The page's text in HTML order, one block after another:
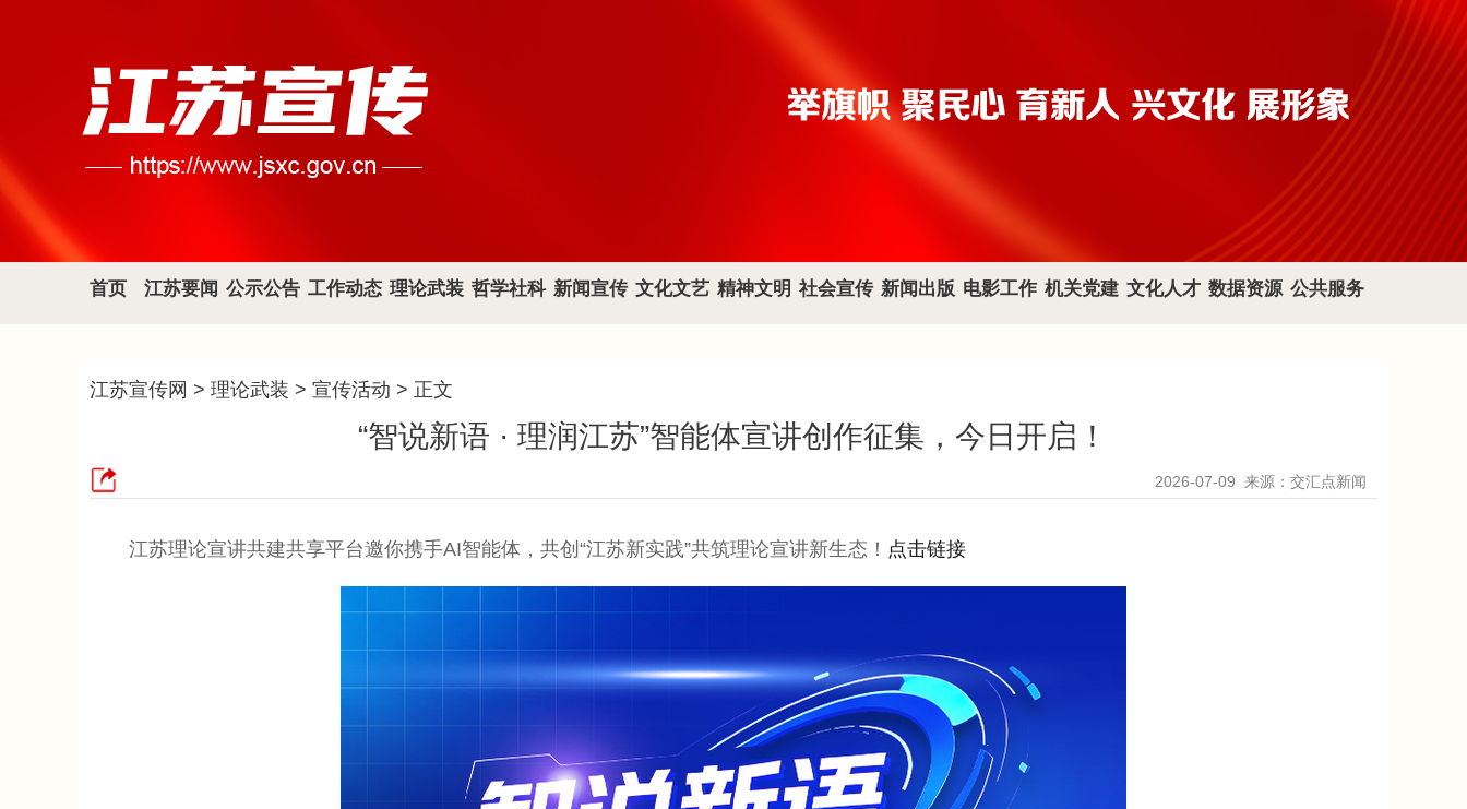
首页 江苏要闻 公示公告 工作动态 理论武装 哲学社科 新闻宣传 文化文艺 精神文明 社会宣传 新闻出版 电影工作 机关党建 文化人才 数据资源 公共服务
江苏宣传网 > 理论武装 > 宣传活动 > 正文
“智说新语 · 理润江苏”智能体宣讲创作征集，今日开启！
2026-07-09 来源：交汇点新闻
江苏理论宣讲共建共享平台邀你携手AI智能体，共创“江苏新实践”共筑理论宣讲新生态！ 点击链接